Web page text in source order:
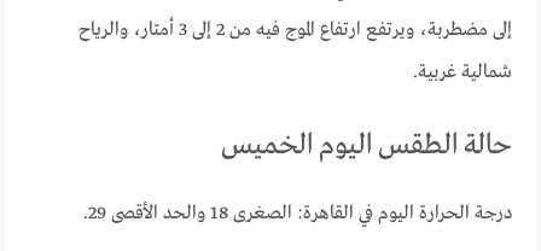
إلى مضطربة، ويرتفع ارتفاع الموج فيه من 2 إلى 3 أمتار، والرياح
شمالية غربية.
حالة الطقس اليوم الخميس
درجة الحرارة اليوم في القاهرة: الصغرى 18 والحد الأقصى 29.